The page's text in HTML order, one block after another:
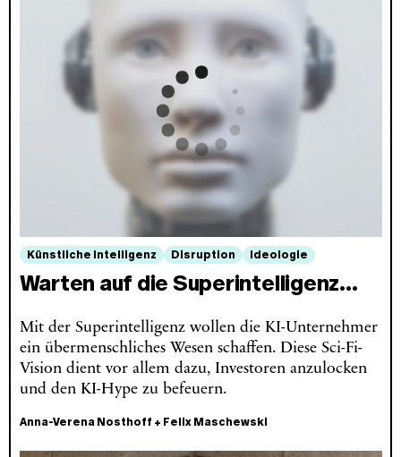
Künstliche Intelligenz Disruption Ideologie
Warten auf die Superintelligenz…
Mit der Superintelligenz wollen die KI-Unternehmer
ein übermenschliches Wesen schaffen. Diese Sci-Fi-
Vision dient vor allem dazu, Investoren anzulocken
und den KI-Hype zu befeuern.
Anna-Verena Nosthoff + Felix Maschewski